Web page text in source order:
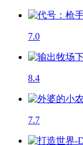
7.0
8.4
7.7